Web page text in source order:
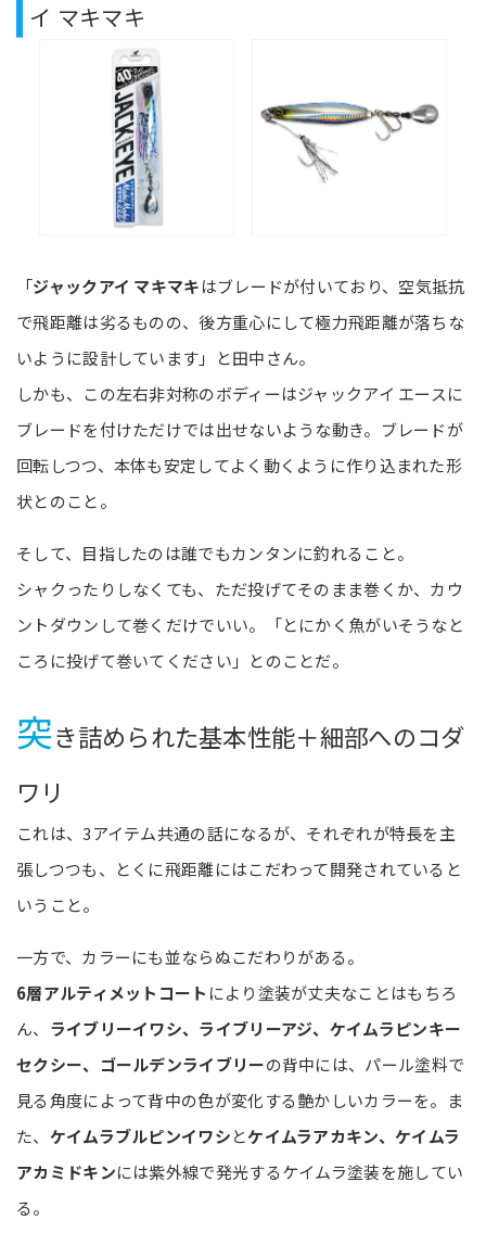
イ マキマキ
「ジャックアイ マキマキはブレードが付いており、空気抵抗
で飛距離は劣るものの、後方重心にして極力飛距離が落ちな
いように設計しています」と田中さん。
しかも、この左右非対称のボディーはジャックアイ エースに
ブレードを付けただけでは出せないような動き。ブレードが
回転しつつ、本体も安定してよく動くように作り込まれた形
状とのこと。
そして、目指したのは誰でもカンタンに釣れること。
シャクったりしなくても、ただ投げてそのまま巻くか、カウ
ントダウンして巻くだけでいい。「とにかく魚がいそうなと
ころに投げて巻いてください」とのことだ。
突き詰められた基本性能＋細部へのコダ
ワリ
これは、3アイテム共通の話になるが、それぞれが特長を主
張しつつも、とくに飛距離にはこだわって開発されていると
いうこと。
一方で、カラーにも並ならぬこだわりがある。
6層アルティメットコート により塗装が丈夫なことはもちろ
ん、 ライブリーイワシ、ライブリーアジ、ケイムラピンキー
セクシー、ゴールデンライブリーの背中には、パール塗料で
見る角度によって背中の色が変化する艶かしいカラーを。ま
た、 ケイムラブルピンイワシとケイムラアカキン、ケイムラ
アカミドキンには紫外線で発光するケイムラ塗装を施してい
る。